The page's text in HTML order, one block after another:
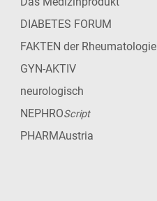
DIABETES FORUM
FAKTEN der Rheumatologie
GYN-AKTIV
neurologisch
NEPHROScript
PHARMAustria